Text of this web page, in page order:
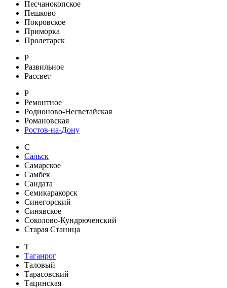
Песчанокопское
Пешково
Покровское
Приморка
Пролетарск
Р
Развильное
Рассвет
Р
Ремонтное
Родионово-Несветайская
Романовская
Ростов-на-Дону
С
Сальск
Самарское
Самбек
Сандата
Семикаракорск
Синегорский
Синявское
Соколово-Кундрюченский
Старая Станица
Т
Таганрог
Таловый
Тарасовский
Тацинская